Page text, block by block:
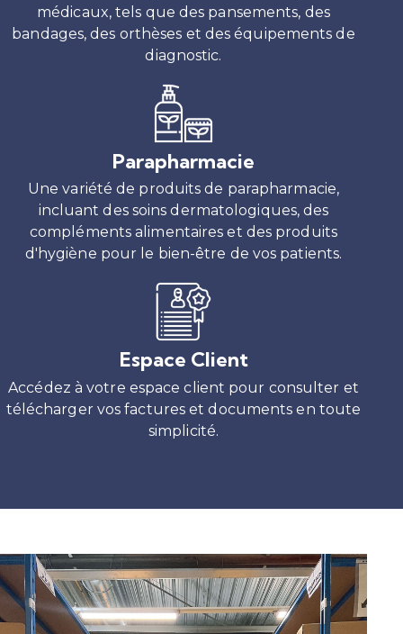
médicaux, tels que des pansements, des
bandages, des orthèses et des équipements de
diagnostic.
Parapharmacie
Une variété de produits de parapharmacie,
incluant des soins dermatologiques, des
compléments alimentaires et des produits
d'hygiène pour le bien-être de vos patients.
Espace Client
Accédez à votre espace client pour consulter et
télécharger vos factures et documents en toute
simplicité.